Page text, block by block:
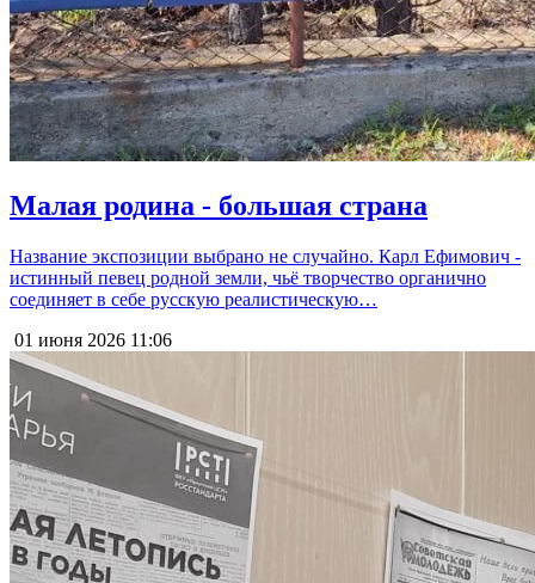
Малая родина - большая страна
Название экспозиции выбрано не случайно. Карл Ефимович -
истинный певец родной земли, чьё творчество органично
соединяет в себе русскую реалистическую…
01 июня 2026 11:06